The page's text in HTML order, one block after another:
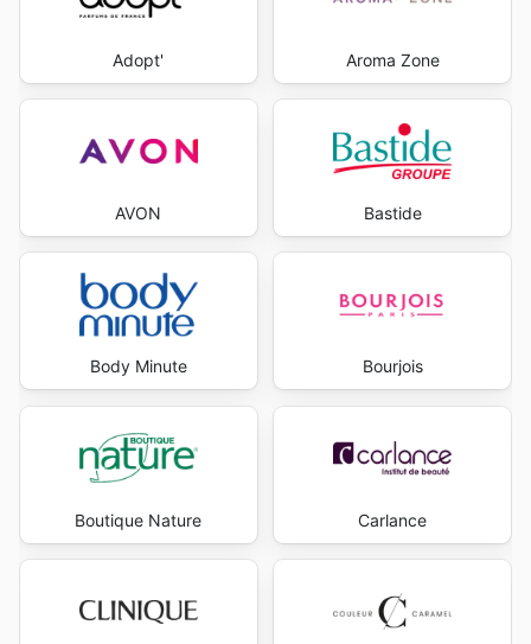
Adopt' Aroma Zone
AVON Bastide
Body Minute Bourjois
Boutique Nature Carlance